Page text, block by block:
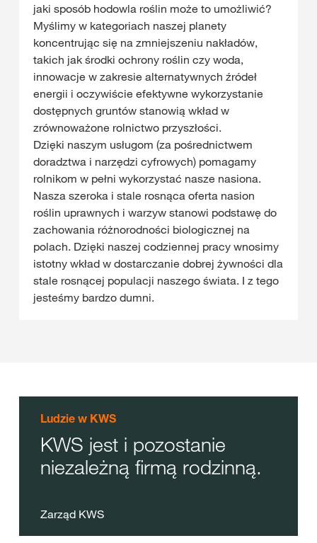
jaki sposób hodowla roślin może to umożliwić?
Myślimy w kategoriach naszej planety
koncentrując się na zmniejszeniu nakładów,
takich jak środki ochrony roślin czy woda,
innowacje w zakresie alternatywnych źródeł
energii i oczywiście efektywne wykorzystanie
dostępnych gruntów stanowią wkład w
zrównoważone rolnictwo przyszłości.
Dzięki naszym usługom (za pośrednictwem
doradztwa i narzędzi cyfrowych) pomagamy
rolnikom w pełni wykorzystać nasze nasiona.
Nasza szeroka i stale rosnąca oferta nasion
roślin uprawnych i warzyw stanowi podstawę do
zachowania różnorodności biologicznej na
polach. Dzięki naszej codziennej pracy wnosimy
istotny wkład w dostarczanie dobrej żywności dla
stale rosnącej populacji naszego świata. I z tego
jesteśmy bardzo dumni.
Ludzie w KWS
KWS jest i pozostanie
niezależną firmą rodzinną.
Zarząd KWS